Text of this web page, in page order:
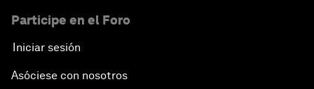
Participe en el Foro
Iniciar sesión
Asóciese con nosotros